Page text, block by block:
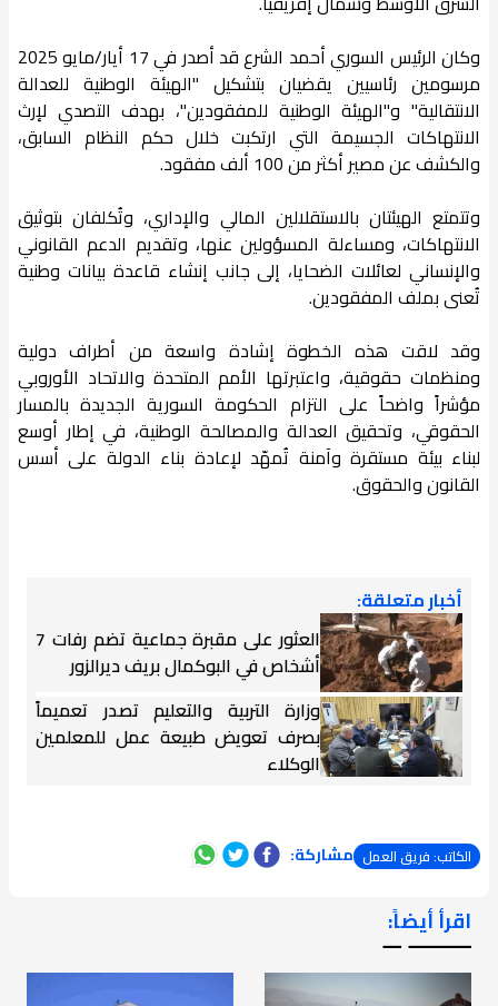
وكان الرئيس السوري أحمد الشرع قد أصدر في 17 أيار/مايو 2025
مرسومين رئاسيين يقضيان بتشكيل "الهيئة الوطنية للعدالة
الانتقالية" و"الهيئة الوطنية للمفقودين"، بهدف التصدي لإرث
الانتهاكات الجسيمة التي ارتكبت خلال حكم النظام السابق،
والكشف عن مصير أكثر من 100 ألف مفقود.
وتتمتع الهيئتان بالاستقلالين المالي والإداري، وتُكلفان بتوثيق
الانتهاكات، ومساءلة المسؤولين عنها، وتقديم الدعم القانوني
والإنساني لعائلات الضحايا، إلى جانب إنشاء قاعدة بيانات وطنية
تُعنى بملف المفقودين.
وقد لاقت هذه الخطوة إشادة واسعة من أطراف دولية
ومنظمات حقوقية، واعتبرتها الأمم المتحدة والاتحاد الأوروبي
مؤشراً واضحاً على التزام الحكومة السورية الجديدة بالمسار
الحقوقي، وتحقيق العدالة والمصالحة الوطنية، في إطار أوسع
لبناء بيئة مستقرة وآمنة تُمهّد لإعادة بناء الدولة على أسس
القانون والحقوق.
أخبار متعلقة:
العثور على مقبرة جماعية تضم رفات 7
أشخاص في البوكمال بريف ديرالزور
وزارة التربية والتعليم تصدر تعميماً
بصرف تعويض طبيعة عمل للمعلمين
الوكلاء
الكاتب: فريق العمل مشاركة:
اقرأ أيضاً:
ـــــــ ــ